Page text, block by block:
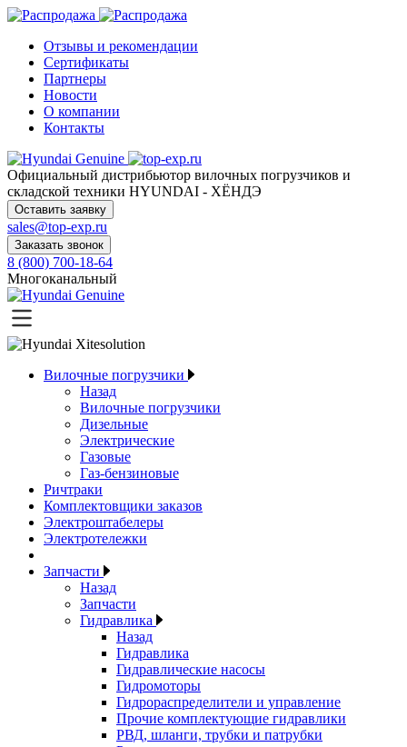
Отзывы и рекомендации
Сертификаты
Партнеры
Новости
О компании
Контакты
Официальный дистрибьютор вилочных погрузчиков и
складской техники HYUNDAI - ХЁНДЭ
Оставить заявку
sales@top-exp.ru
Заказать звонок
8 (800) 700-18-64
Многоканальный
Вилочные погрузчики
Назад
Вилочные погрузчики
Дизельные
Электрические
Газовые
Газ-бензиновые
Ричтраки
Комплектовщики заказов
Электроштабелеры
Электротележки
Запчасти
Назад
Запчасти
Гидравлика
Назад
Гидравлика
Гидравлические насосы
Гидромоторы
Гидрораспределители и управление
Прочие комплектующие гидравлики
РВД, шланги, трубки и патрубки